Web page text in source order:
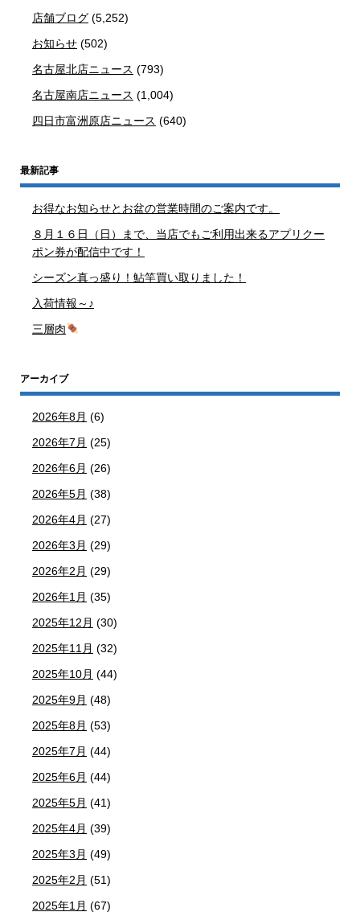
店舗ブログ (5,252)
お知らせ (502)
名古屋北店ニュース (793)
名古屋南店ニュース (1,004)
四日市富洲原店ニュース (640)
最新記事
お得なお知らせとお盆の営業時間のご案内です。
８月１６日（日）まで、当店でもご利用出来るアプリクー
ポン券が配信中です！
シーズン真っ盛り！鮎竿買い取りました！
入荷情報～♪
三層肉
アーカイブ
2026年8月 (6)
2026年7月 (25)
2026年6月 (26)
2026年5月 (38)
2026年4月 (27)
2026年3月 (29)
2026年2月 (29)
2026年1月 (35)
2025年12月 (30)
2025年11月 (32)
2025年10月 (44)
2025年9月 (48)
2025年8月 (53)
2025年7月 (44)
2025年6月 (44)
2025年5月 (41)
2025年4月 (39)
2025年3月 (49)
2025年2月 (51)
2025年1月 (67)